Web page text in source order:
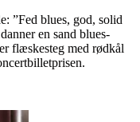
”Fed blues, god, solid
en sand blues-
flæskesteg med rødkål